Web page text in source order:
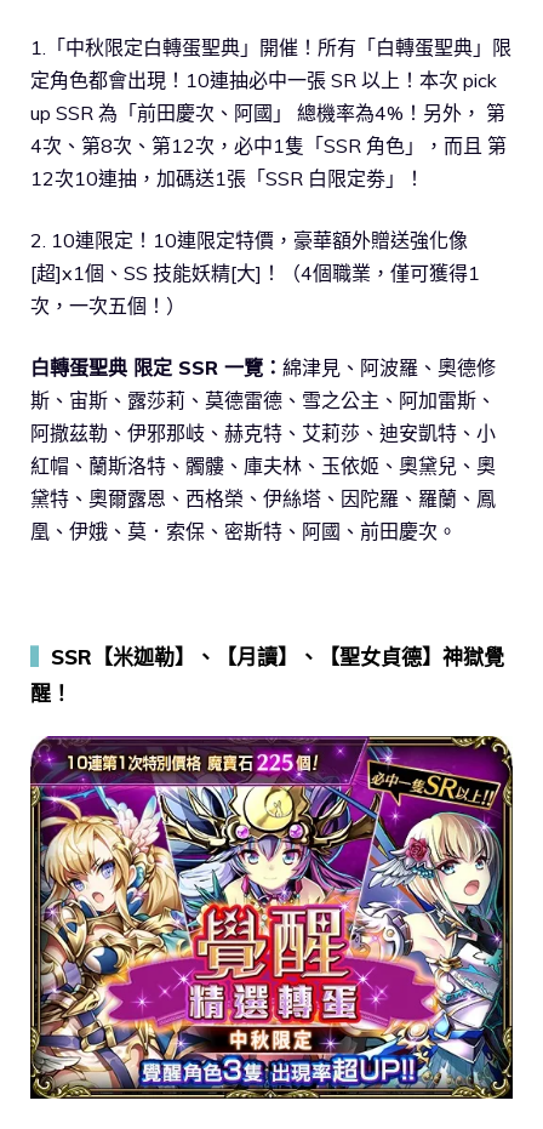
1.「中秋限定白轉蛋聖典」開催！所有「白轉蛋聖典」限
定角色都會出現！10連抽必中一張 SR 以上！本次 pick
up SSR 為「前田慶次、阿國」 總機率為4%！另外， 第
4次、第8次、第12次，必中1隻「SSR 角色」，而且 第
12次10連抽，加碼送1張「SSR 白限定劵」！
2. 10連限定！10連限定特價，豪華額外贈送強化像
[超]x1個、SS 技能妖精[大]！（4個職業，僅可獲得1
次，一次五個！）
白轉蛋聖典 限定 SSR 一覽： 綿津見、阿波羅、奧德修
斯、宙斯、露莎莉、莫德雷德、雪之公主、阿加雷斯、
阿撒茲勒、伊邪那岐、赫克特、艾莉莎、迪安凱特、小
紅帽、蘭斯洛特、髑髏、庫夫林、玉依姬、奧黛兒、奧
黛特、奧爾露恩、西格榮、伊絲塔、因陀羅、羅蘭、鳳
凰、伊娥、莫．索保、密斯特、阿國、前田慶次。
SSR【米迦勒】、【月讀】、【聖女貞德】神獄覺
醒！